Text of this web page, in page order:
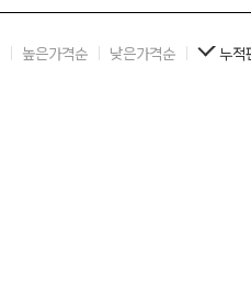
높은가격순 낮은가격순 누적